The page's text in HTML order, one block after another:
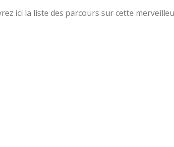
ici la liste des parcours sur cette